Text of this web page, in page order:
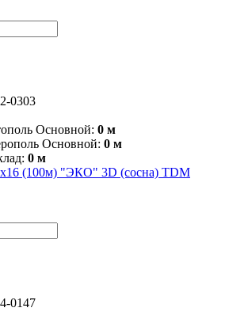
0303
Основной: 0 м
Основной: 0 м
0 м
(100м) "ЭКО" 3D (сосна) TDM
0147